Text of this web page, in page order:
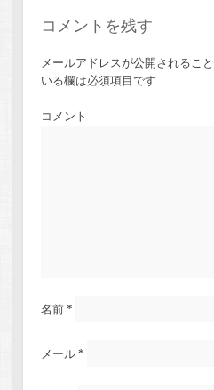
コメントを残す
メールアドレスが公開されること
いる欄は必須項目です
コメント
名前 *
メール *